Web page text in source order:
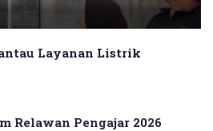
Layanan Listrik
Relawan Pengajar 2026